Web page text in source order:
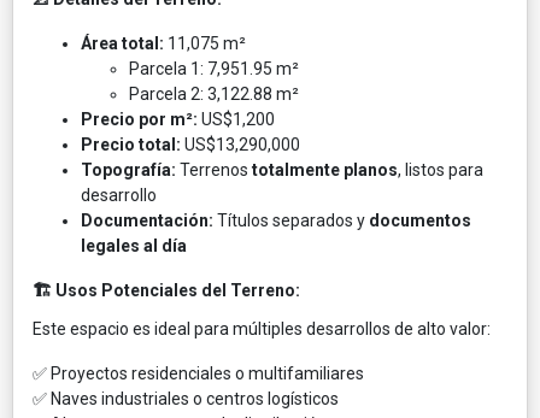
Área total: 11,075 m²
Parcela 1: 7,951.95 m²
Parcela 2: 3,122.88 m²
Precio por m²: US$1,200
Precio total: US$13,290,000
Topografía: Terrenos totalmente planos, listos para
desarrollo
Documentación: Títulos separados y documentos
legales al día
🏗️ Usos Potenciales del Terreno:
Este espacio es ideal para múltiples desarrollos de alto valor:
✅ Proyectos residenciales o multifamiliares
✅ Naves industriales o centros logísticos